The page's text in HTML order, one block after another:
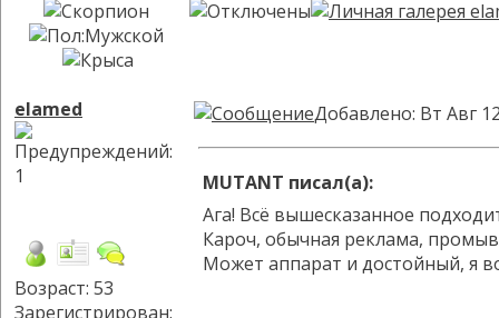
elamed
Возраст: 53
Зарегистрирован:
Добавлено: Вт Авг
MUTANT писал(а):
Ага! Всё вышесказанное
Кароч, обычная реклама,
Может аппарат и достойный, я